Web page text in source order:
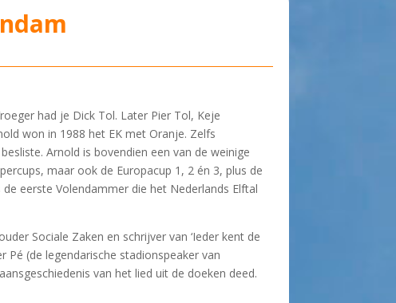
had je Dick Tol. Later Pier Tol, Keje
won in 1988 het EK met Oranje. Zelfs
Arnold is bovendien een van de weinige
maar ook de Europacup 1, 2 én 3, plus de
eerste Volendammer die het Nederlands Elftal
Sociale Zaken en schrijver van ‘Ieder kent de
Pé (de legendarische stadionspeaker van
van het lied uit de doeken deed.